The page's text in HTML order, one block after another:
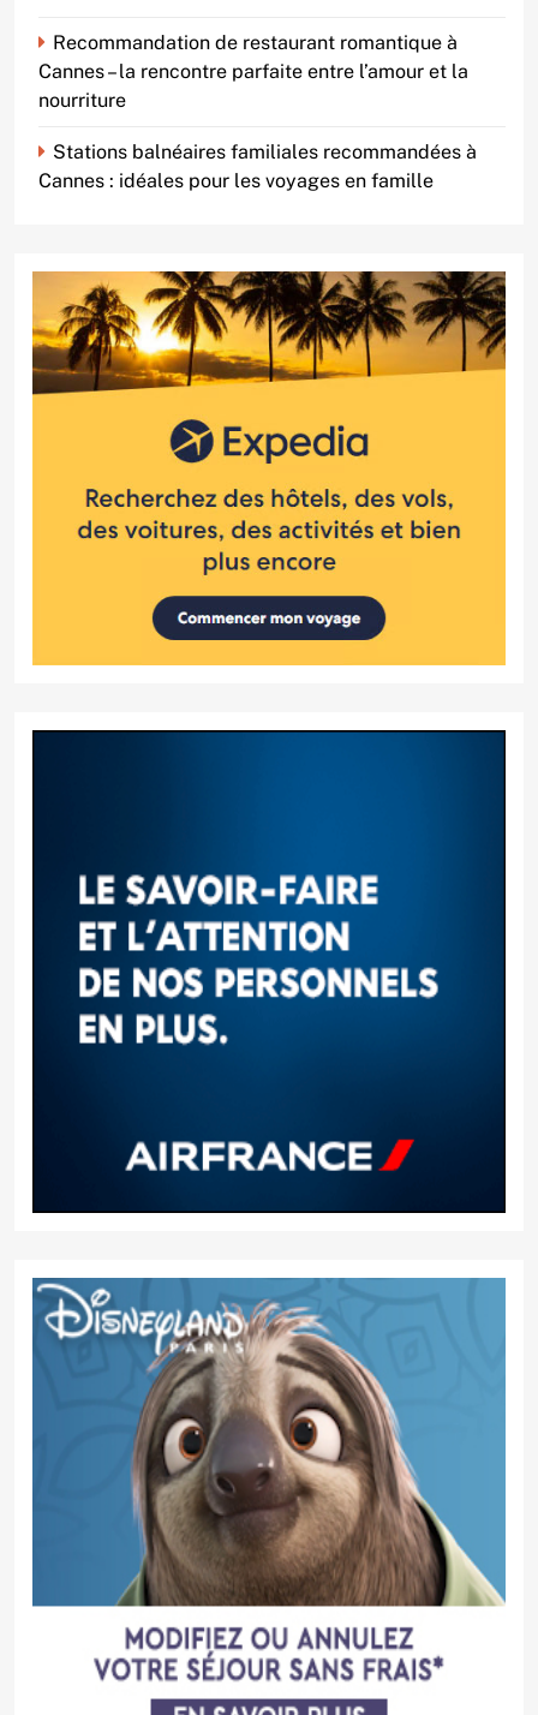
Recommandation de restaurant romantique à
Cannes – la rencontre parfaite entre l’amour et la
nourriture
Stations balnéaires familiales recommandées à
Cannes : idéales pour les voyages en famille